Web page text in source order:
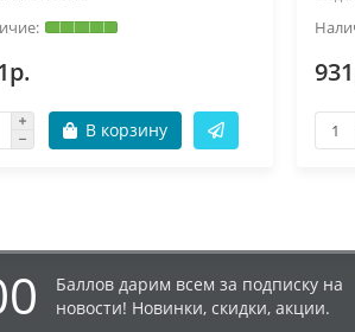
В корзину
Баллов дарим всем за подписку на
новости! Новинки, скидки, акции.